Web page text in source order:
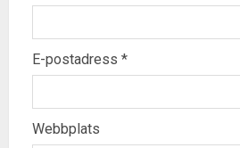
E-postadress *
Webbplats